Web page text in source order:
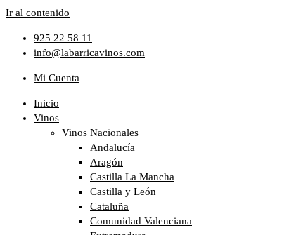
Ir al contenido
925 22 58 11
info@labarricavinos.com
Mi Cuenta
Inicio
Vinos
Vinos Nacionales
Andalucía
Aragón
Castilla La Mancha
Castilla y León
Cataluña
Comunidad Valenciana